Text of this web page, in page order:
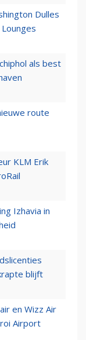
Dulles
als best
route
KLM Erik
Izhavia in
blijft
en Wizz Air
Airport